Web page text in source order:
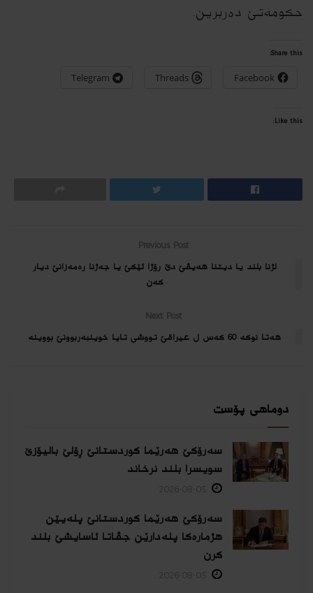
حکومەتێ دەربرین.
Share this:
Facebook
Threads
Telegram
Like this:
Previous Post
لژنا بلند یا دیتنا هه‌یڤێ دێ رۆژا ئێكێ یا جه‌ژنا ره‌مه‌زانێ دیار
كه‌ن
Next Post
هه‌تا نوكه‌ 60 كه‌س ل عیراقێ تووشی تایا خوینبه‌ربوونێ بووینه‌
دوماهی پۆست
سەرۆکێ هەرێما کوردستانێ ڕۆلێ بالیۆزێ
سویسرا بلند نرخاند
سەرۆکێ هەرێما کوردستانێ پلەیێن
هژمارەكا پلەدارێن جڤاتا ئاسایشێ بلند
كرن